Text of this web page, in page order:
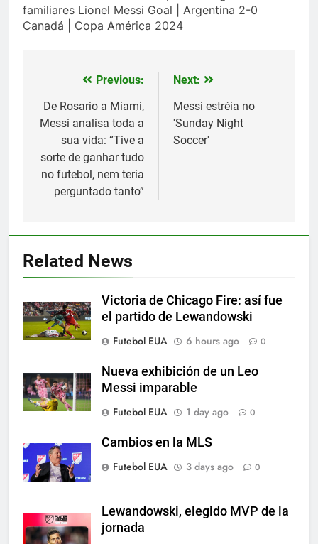
familiares Lionel Messi Goal | Argentina 2-0
Canadá | Copa América 2024
navigation
Previous:
De Rosario a Miami,
Messi analisa toda a
sua vida: “Tive a
sorte de ganhar tudo
no futebol, nem teria
perguntado tanto”
Next:
Messi estréia no
'Sunday Night
Soccer'
Related News
Victoria de Chicago Fire: así fue
el partido de Lewandowski
Futebol EUA
6 hours ago 0
Nueva exhibición de un Leo
Messi imparable
Futebol EUA
1 day ago 0
Cambios en la MLS
Futebol EUA
3 days ago 0
Lewandowski, elegido MVP de la
jornada
Histórico: a MLS baixa as
6
é conhecida
SPORTS
7
Exibição: duas assistências de
Leo Messi e hat-trick de Luis
SPORTS
Austin dispensa sua equipe
espanhola